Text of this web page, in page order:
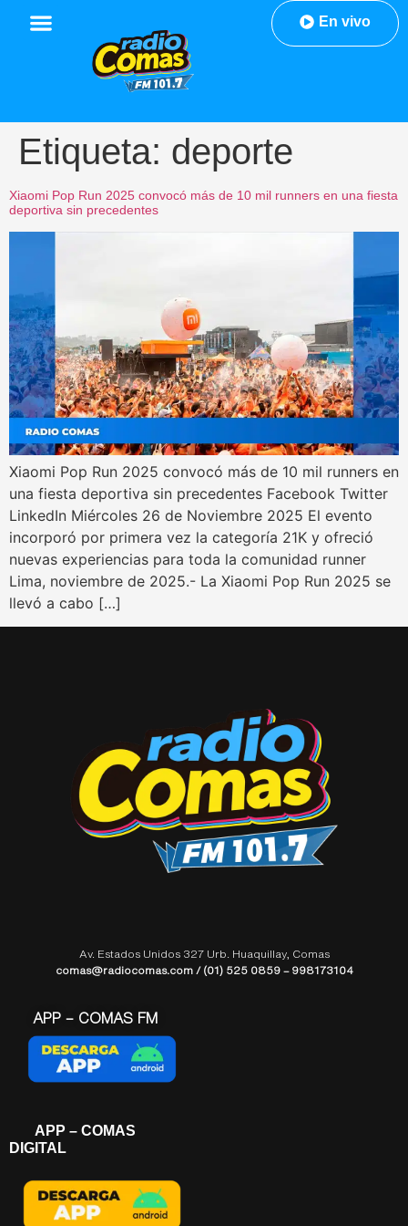
En vivo
Etiqueta: deporte
Xiaomi Pop Run 2025 convocó más de 10 mil runners en una fiesta
deportiva sin precedentes
Xiaomi Pop Run 2025 convocó más de 10 mil runners en
una fiesta deportiva sin precedentes Facebook Twitter
LinkedIn Miércoles 26 de Noviembre 2025 El evento
incorporó por primera vez la categoría 21K y ofreció
nuevas experiencias para toda la comunidad runner
Lima, noviembre de 2025.- La Xiaomi Pop Run 2025 se
llevó a cabo […]
Av. Estados Unidos 327 Urb. Huaquillay, Comas
comas@radiocomas.com / (01) 525 0859 – 998173104
APP – COMAS FM
APP – COMAS
DIGITAL